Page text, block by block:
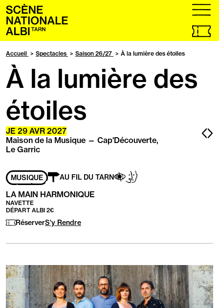
Accueil
Billetterie
en
un
nouvel
menu
Accueil Spectacles Saison 26/27 À la lumière des étoiles
À la lumière des
étoiles
JE 29 AVR 2027
Maison de la Musique — Cap'Découverte,
Le Garric
MUSIQUE AU FIL DU TARNAdapté
aux
Aveugles
/
Handicap
mental
LA MAIN HARMONIQUE
NAVETTE
DÉPART ALBI 2€
RéserverS'y Rendre